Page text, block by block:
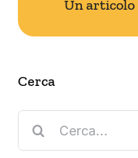
Un articolo
Cerca
Cerca
per: